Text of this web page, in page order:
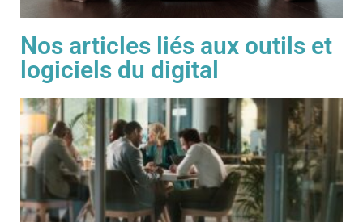
Nos articles liés aux outils et
logiciels du digital